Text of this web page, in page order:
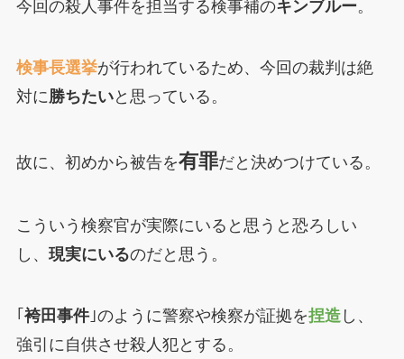
今回の殺人事件を担当する検事補のキンブルー。
検事長選挙が行われているため、今回の裁判は絶
対に勝ちたいと思っている。
故に、初めから被告を有罪だと決めつけている。
こういう検察官が実際にいると思うと恐ろしい
し、 現実にいるのだと思う。
｢ 袴田事件｣のように警察や検察が証拠を捏造し、
強引に自供させ殺人犯とする。